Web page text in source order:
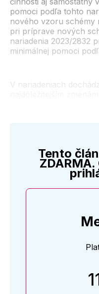
pomoci podľa tohto
nového vzoru schémy
pri príprave nových
nariadenia 2023/2832
minimálnej pomoci
V nariadeniach
Tento